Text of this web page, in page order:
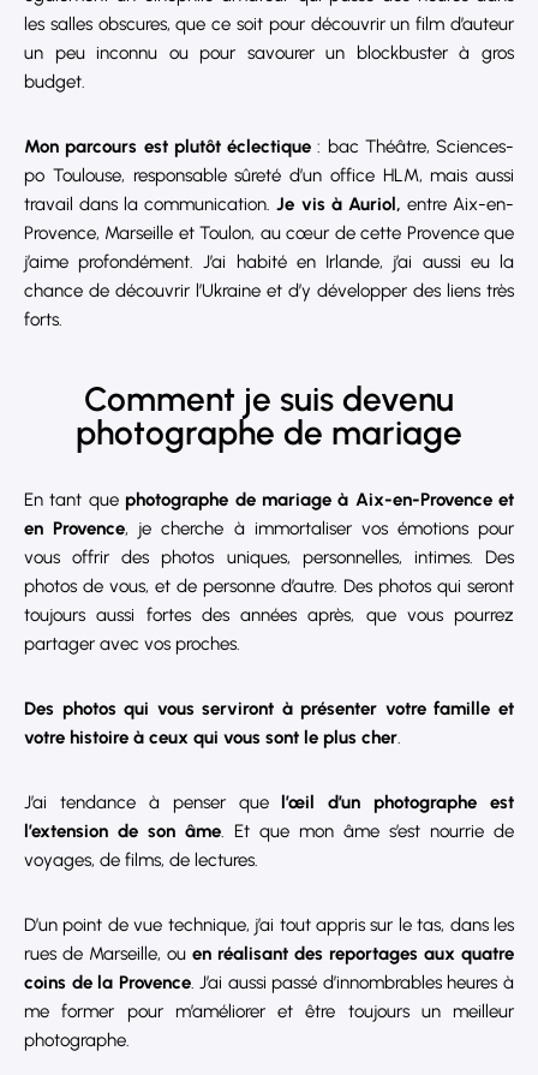
les salles obscures, que ce soit pour découvrir un film d’auteur
un peu inconnu ou pour savourer un blockbuster à gros
budget.
Mon parcours est plutôt éclectique : bac Théâtre, Sciences-
po Toulouse, responsable sûreté d’un office HLM, mais aussi
travail dans la communication.Je vis à Auriol, entre Aix-en-
Provence, Marseille et Toulon, au cœur de cette Provence que
j’aime profondément. J’ai habité en Irlande, j’ai aussi eu la
chance de découvrir l’Ukraine et d’y développer des liens très
forts.
Comment je suis devenu
photographe de mariage
En tant quephotographe de mariageà Aix-en-Provence et
en Provence, je cherche à immortaliser vos émotions pour
vous offrir des photos uniques, personnelles, intimes. Des
photos de vous, et de personne d’autre. Des photos qui seront
toujours aussi fortes des années après, que vous pourrez
partager avec vos proches.
Des photos qui vous serviront à présenter votre famille et
votre histoire à ceux qui vous sont le plus cher.
J’ai tendance à penser que l’œil d’un photographe est
l’extension de son âme. Et que mon âme s’est nourrie de
voyages, de films, de lectures.
D’un point de vue technique, j’ai tout appris sur le tas, dans les
rues de Marseille, ou en réalisant des reportages aux quatre
coins de la Provence. J’ai aussi passé d’innombrables heures à
me former pour m’améliorer et être toujours un meilleur
photographe.